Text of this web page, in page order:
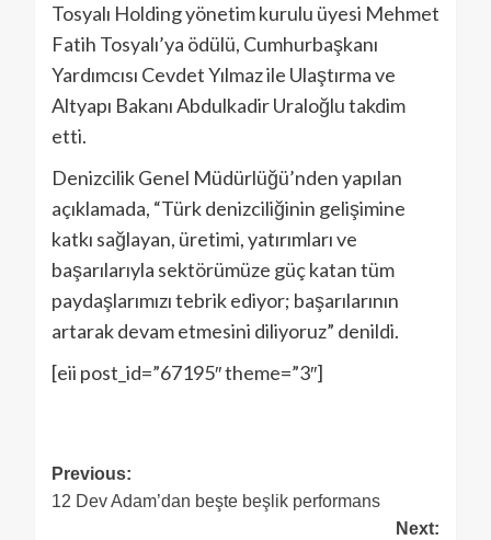
Tosyalı Holding yönetim kurulu üyesi Mehmet
Fatih Tosyalı’ya ödülü, Cumhurbaşkanı
Yardımcısı Cevdet Yılmaz ile Ulaştırma ve
Altyapı Bakanı Abdulkadir Uraloğlu takdim
etti.
Denizcilik Genel Müdürlüğü’nden yapılan
açıklamada, “Türk denizciliğinin gelişimine
katkı sağlayan, üretimi, yatırımları ve
başarılarıyla sektörümüze güç katan tüm
paydaşlarımızı tebrik ediyor; başarılarının
artarak devam etmesini diliyoruz” denildi.
[eii post_id=”67195″ theme=”3″]
Previous:
12 Dev Adam’dan beşte beşlik performans
Next: